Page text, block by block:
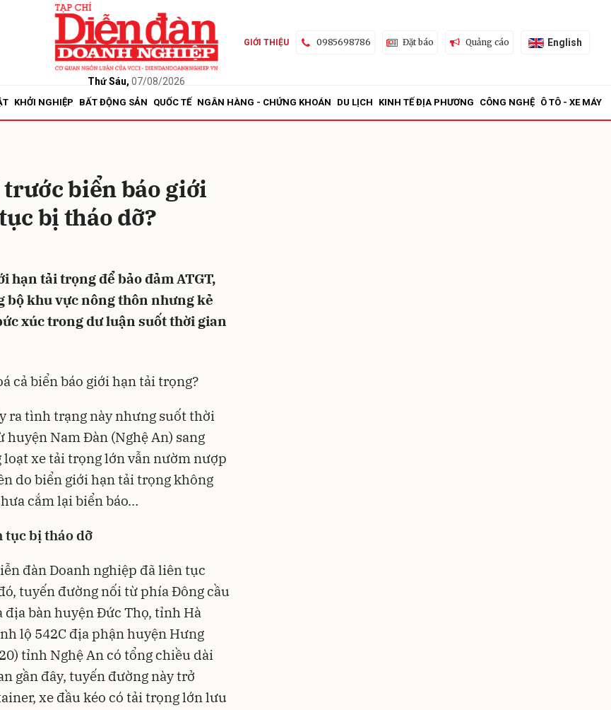
Thứ Sáu, 07/08/2026
GIỚI THIỆU 0985698786 Đặt báo Quảng cáo English
KHỞI NGHIỆP BẤT ĐỘNG SẢN QUỐC TẾ NGÂN HÀNG - CHỨNG KHOÁN DU LỊCH KINH TẾ ĐỊA PHƯƠNG CÔNG NGHỆ Ô TÔ - XE MÁY
trước biển báo giới
bị tháo dỡ?
hạn tải trọng để bảo đảm ATGT,
bộ khu vực nông thôn nhưng kẻ
xúc trong dư luận suốt thời gian
cả biển báo giới hạn tải trọng?
ra tình trạng này nhưng suốt thời
Nam Đàn (Nghệ An) sang
xe tải trọng lớn vẫn nườm nượp
do biển giới hạn tải trọng không
cắm lại biển báo…
tục bị tháo dỡ
đàn Doanh nghiệp đã liên tục
tuyến đường nối từ phía Đông cầu
bàn huyện Đức Thọ, tỉnh Hà
lộ 542C địa phận huyện Hưng
tỉnh Nghệ An có tổng chiều dài
gần đây, tuyến đường này trở
xe đầu kéo có tải trọng lớn lưu